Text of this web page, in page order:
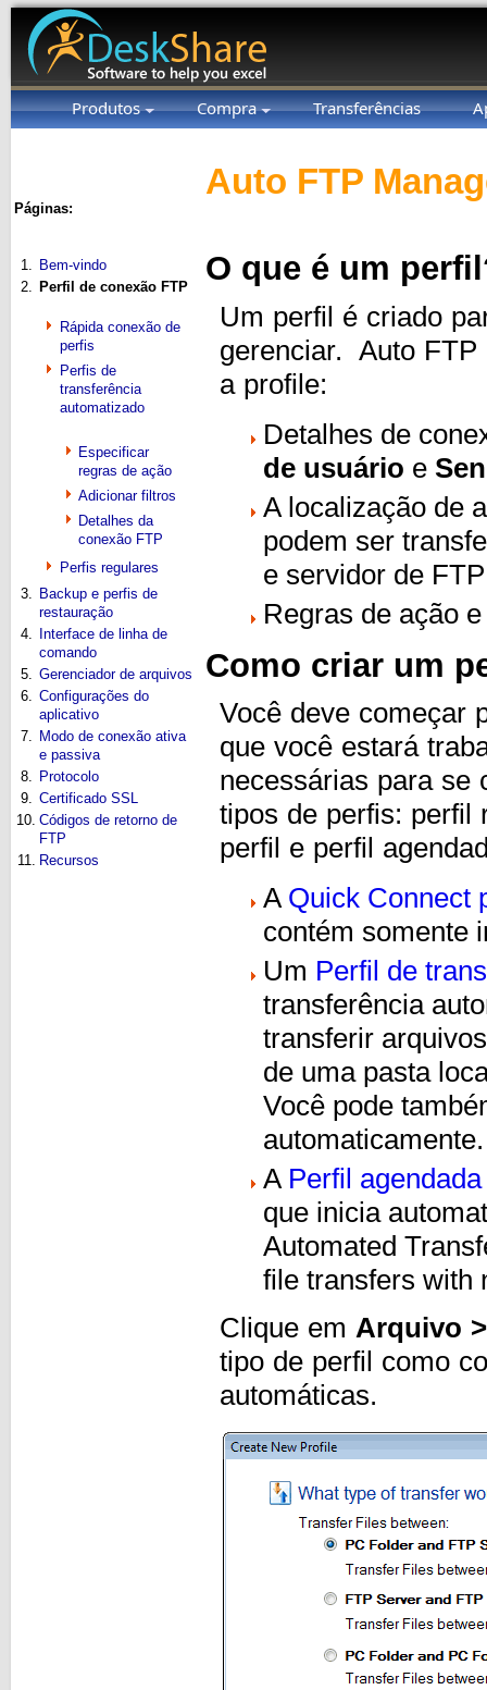
Produtos Compra Transferências
Páginas:
1.
Bem-vindo
2.
Perfil de conexão FTP
Rápida conexão de
perfis
Perfis de
transferência
automatizado
Especificar
regras de ação
Adicionar filtros
Detalhes da
conexão FTP
Perfis regulares
3.
Backup e perfis de
restauração
4.
Interface de linha de
comando
5.
Gerenciador de arquivos
6.
Configurações do
aplicativo
7.
Modo de conexão ativa
e passiva
8.
Protocolo
9.
Certificado SSL
10. Códigos de retorno de
FTP
11.
Recursos
Auto FTP
O que é um
Um perfil é criado
gerenciar. Auto FTP
a profile:
Detalhes de
de usuário e
A localização de
podem ser
e servidor de
Regras de ação
Como criar um
Você deve começar
que você estará
necessárias para se
tipos de perfis: perfil
perfil e perfil
A Quick Connect
contém somente
Um Perfil de
transferência
transferir
de uma pasta
Você pode
A Perfil agendada
que inicia
Automated
file transfers with
Clique em Arquivo
tipo de perfil como
automáticas.